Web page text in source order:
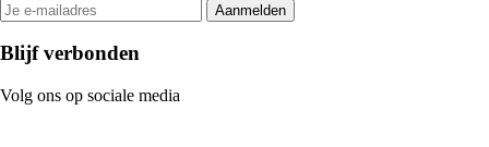
Aanmelden
Blijf verbonden
Volg ons op sociale media